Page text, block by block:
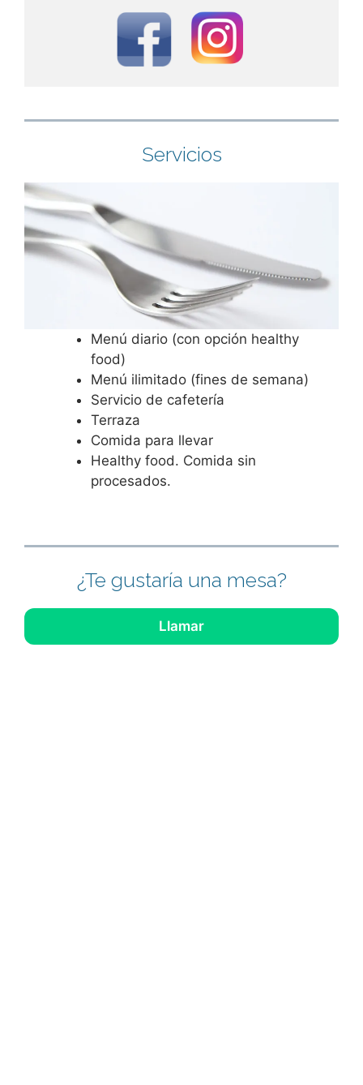
Servicios
Menú diario (con opción healthy
food)
Menú ilimitado (fines de semana)
Servicio de cafetería
Terraza
Comida para llevar
Healthy food. Comida sin
procesados.
¿Te gustaría una mesa?
Llamar